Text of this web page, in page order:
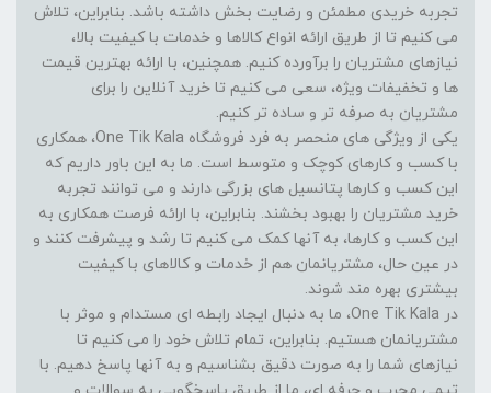
تجربه خریدی مطمئن و رضایت بخش داشته باشد. بنابراین، تلاش
می کنیم تا از طریق ارائه انواع کالاها و خدمات با کیفیت بالا،
نیازهای مشتریان را برآورده کنیم. همچنین، با ارائه بهترین قیمت
ها و تخفیفات ویژه، سعی می کنیم تا خرید آنلاین را برای
مشتریان به صرفه تر و ساده تر کنیم.
یکی از ویژگی های منحصر به فرد فروشگاه One Tik Kala، همکاری
با کسب و کارهای کوچک و متوسط است. ما به این باور داریم که
این کسب و کارها پتانسیل های بزرگی دارند و می توانند تجربه
خرید مشتریان را بهبود بخشند. بنابراین، با ارائه فرصت همکاری به
این کسب و کارها، به آنها کمک می کنیم تا رشد و پیشرفت کنند و
در عین حال، مشتریانمان هم از خدمات و کالاهای با کیفیت
بیشتری بهره مند شوند.
در One Tik Kala، ما به دنبال ایجاد رابطه ای مستدام و موثر با
مشتریانمان هستیم. بنابراین، تمام تلاش خود را می کنیم تا
نیازهای شما را به صورت دقیق بشناسیم و به آنها پاسخ دهیم. با